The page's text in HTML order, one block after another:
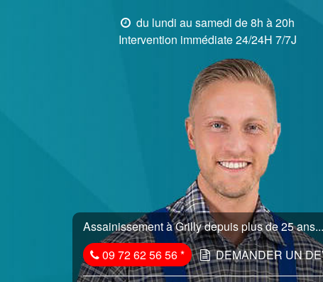
du lundi au samedi de 8h à 20h
Intervention immédiate 24/24H 7/7J
Assainissement à Grilly depuis plus de 25 ans...
09 72 62 56 56* DEMANDER UN